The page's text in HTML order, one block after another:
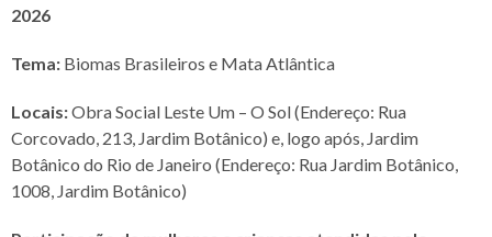
2026
Tema: Biomas Brasileiros e Mata Atlântica
Locais:Obra Social Leste Um – O Sol (Endereço: Rua
Corcovado, 213, Jardim Botânico) e, logo após, Jardim
Botânico do Rio de Janeiro (Endereço: Rua Jardim Botânico,
1008, Jardim Botânico)